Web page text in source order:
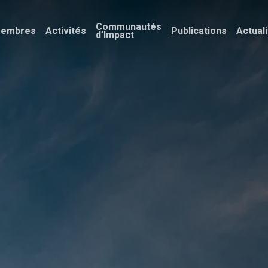
Activités Communautés
d’Impact Publications